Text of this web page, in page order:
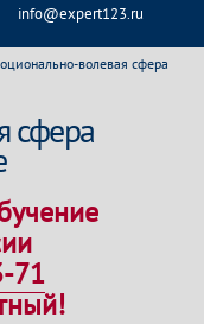
info@expert123.ru
волевая сфера
сфера
71